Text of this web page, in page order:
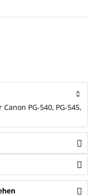
PG-540, PG-545,